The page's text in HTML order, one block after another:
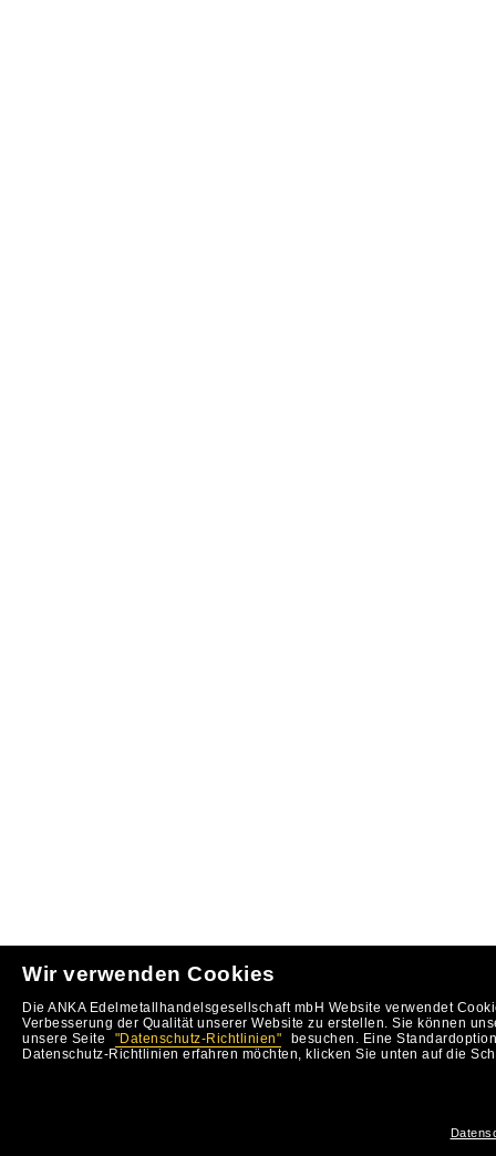
Wir verwenden Cookies
Die ANKA Edelmetallhandelsgesellschaft mbH Website verwendet
Verbesserung der Qualität unserer Website zu erstellen. Sie können
unsere Seite
"Datenschutz-Richtlinien"
besuchen. Eine
Datenschutz-Richtlinien erfahren möchten, klicken Sie unten auf die